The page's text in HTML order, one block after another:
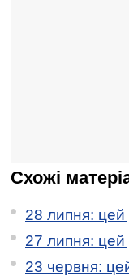
Схожі
28 липня: цей
27 липня: цей
23 червня: цей